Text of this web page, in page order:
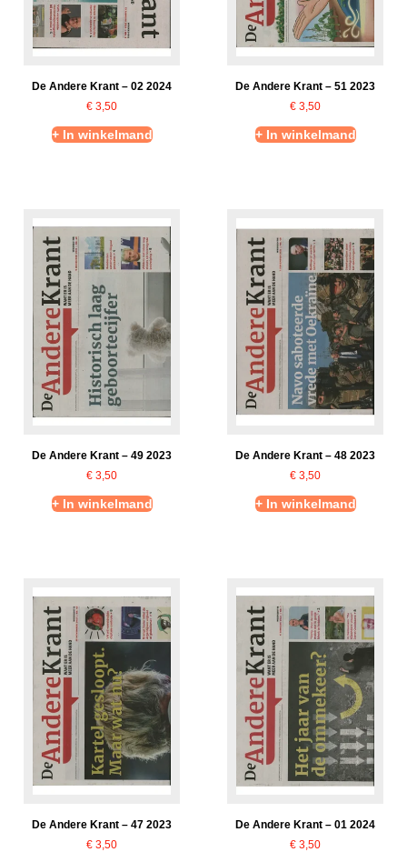
De Andere Krant – 02 2024
€ 3,50
+ In winkelmand
De Andere Krant – 51 2023
€ 3,50
+ In winkelmand
De Andere Krant – 49 2023
€ 3,50
+ In winkelmand
De Andere Krant – 48 2023
€ 3,50
+ In winkelmand
De Andere Krant – 47 2023
€ 3,50
De Andere Krant – 01 2024
€ 3,50